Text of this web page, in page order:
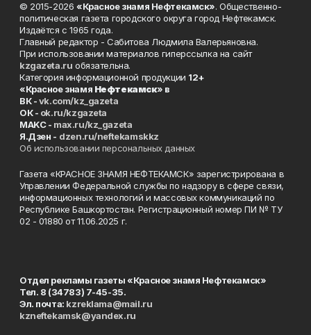
© 2015-2026 «Красное знамя Нефтекамск». Общественно-
политическая газета городского округа город Нефтекамск.
Издаётся с 1965 года.
Главный редактор - Сабитова Людмила Валерьяновна.
При использовании материалов гиперссылка на сайт
kzgazeta.ru обязательна.
Категория информационной продукции 12+
«Красное знамя Нефтекамск» в
ВК -vk.com/kz_gazeta
ОК - ok.ru/kzgazeta
MAKC - max.ru/kz_gazeta
Я.Дзен - dzen.ru/neftekamskkz
Об использовании персональных данных
Газета «КРАСНОЕ ЗНАМЯ НЕФТЕКАМСК» зарегистрирована в
Управлении Федеральной службы по надзору в сфере связи,
информационных технологий и массовых коммуникаций по
Республике Башкортостан. Регистрационный номер ПИ № ТУ
02 - 01880 от 11.06.2025 г.
Отдел рекламы газеты «Красное знамя Нефтекамск»
Тел. 8 (34783) 7-45-35.
Эл. почта: kzreklama@mail.ru
kzneftekamsk@yandex.ru